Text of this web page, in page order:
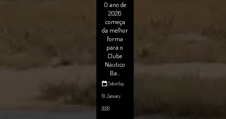
O ano de
2026
começa
da melhor
forma
para o
Clube
Náutico
Ba...
Saturday,
10 January
2026